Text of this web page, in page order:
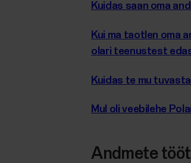
Kuidas saan oma
Kui ma taotlen oma
olari teenustest
Kuidas te mu
Mul oli veebilehe
Andmete